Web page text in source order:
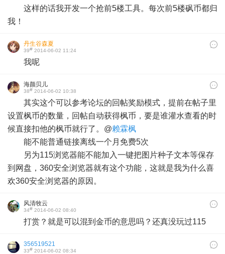
这样的话我开发一个抢前5楼工具。每次前5楼砜币都归
我！
丹生谷森夏
39# 2014-06-02 11:24
我呢
海颜贝儿
38# 2014-06-02 10:38
其实这个可以参考论坛的回帖奖励模式，提前在帖子里
设置枫币的数量，回帖自动获得枫币，要是谁灌水查看的时
候直接扣他的枫币就行了。@赖霖枫
能不能普通链接离线一个月免费5次
另为115浏览器能不能加入一键把图片种子文本等保存
到网盘，360安全浏览器就有这个功能，这就是我为什么喜
欢360安全浏览器的原因。
风清牧云
34# 2014-06-02 08:40
打赏？就是可以混到金币的意思吗？还真没玩过115
356519521
33# 2014-06-02 08:34